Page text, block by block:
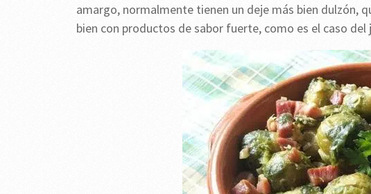
amargo, normalmente tienen un deje más bien dulzón,
bien con productos de sabor fuerte, como es el caso del